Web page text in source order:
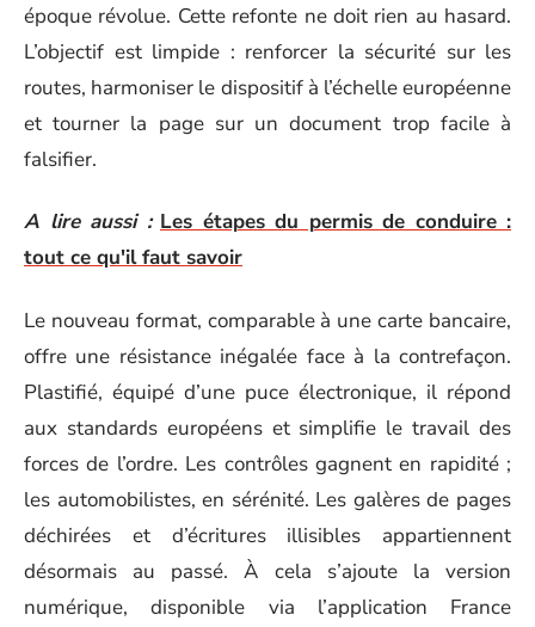
époque révolue. Cette refonte ne doit rien au hasard.
L’objectif est limpide : renforcer la sécurité sur les
routes, harmoniser le dispositif à l’échelle européenne
et tourner la page sur un document trop facile à
falsifier.
A lire aussi : Les étapes du permis de conduire :
tout ce qu'il faut savoir
Le nouveau format, comparable à une carte bancaire,
offre une résistance inégalée face à la contrefaçon.
Plastifié, équipé d’une puce électronique, il répond
aux standards européens et simplifie le travail des
forces de l’ordre. Les contrôles gagnent en rapidité ;
les automobilistes, en sérénité. Les galères de pages
déchirées et d’écritures illisibles appartiennent
désormais au passé. À cela s’ajoute la version
numérique, disponible via l’application France